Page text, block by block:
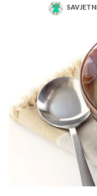
POSTED